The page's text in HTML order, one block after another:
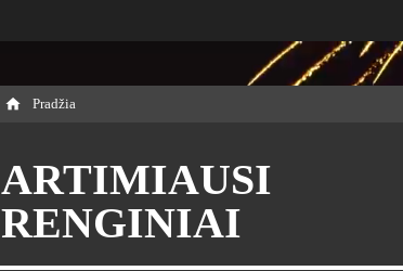
Pradžia
ARTIMIAUSI
RENGINIAI